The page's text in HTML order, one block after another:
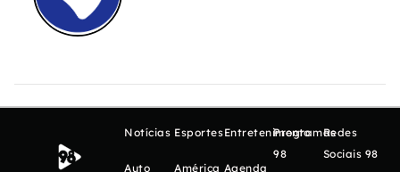
Notícias
Auto
Esportes
América
Entretenimento
Agenda
Programas
98
Redes
Sociais 98